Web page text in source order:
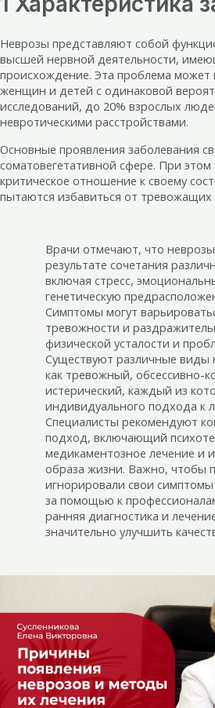
Неврозы представляют собой
высшей нервной деятельности,
происхождение. Эта проблема может
женщин и детей с одинаковой
исследований, до 20% взрослых
невротическими расстройствами.
Основные проявления заболевания
соматовегетативной сфере. При
критическое отношение к своему
пытаются избавиться от тревожащих
Врачи отмечают, что
результате сочетания
включая стресс,
генетическую
Симптомы могут
тревожности и
физической усталости и
Существуют различные виды
как тревожный, обсессивно-
истерический, каждый из
индивидуального подхода к
Специалисты рекомендуют
подход, включающий
медикаментозное лечение и
образа жизни. Важно, чтобы
игнорировали свои
за помощью к
ранняя диагностика и
значительно улучшить